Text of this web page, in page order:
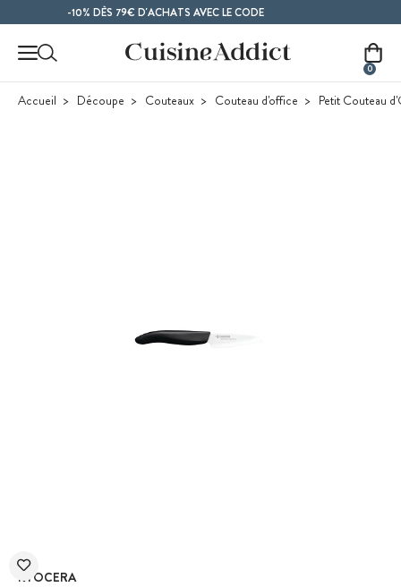
Contenu principal-10% DÈS 79€ D'ACHATS AVEC LE CODE
0
Accueil Découpe Couteaux Couteau d'office Petit Couteau
KYOCERA